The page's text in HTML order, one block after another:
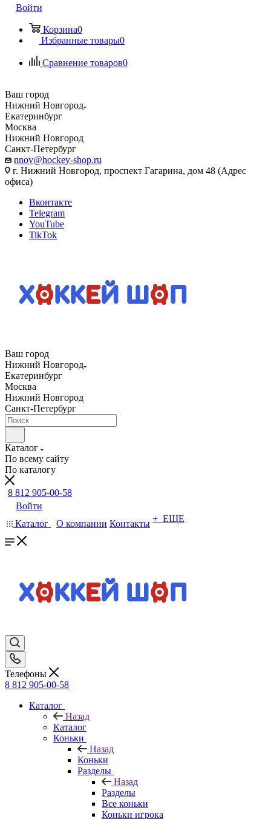
Войти
Корзина0
Избранные товары0
Сравнение товаров0
Ваш город
Нижний Новгород
Екатеринбург
Москва
Нижний Новгород
Санкт-Петербург
nnov@hockey-shop.ru
г. Нижний Новгород, проспект Гагарина, дом 48 (Адрес
офиса)
Вконтакте
Telegram
YouTube
TikTok
Ваш город
Нижний Новгород
Екатеринбург
Москва
Нижний Новгород
Санкт-Петербург
Каталог
По всему сайту
По каталогу
8 812 905-00-58
Войти
Каталог
О компании Контакты + ЕЩЕ
Телефоны
8 812 905-00-58
Каталог
Назад
Каталог
Коньки
Назад
Коньки
Разделы
Назад
Разделы
Все коньки
Коньки игрока